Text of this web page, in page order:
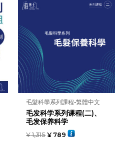
毛髮科學系列課程-繁體中文
毛发科学系列课程(二)、
毛发保养科学
¥1,315 ¥ 789